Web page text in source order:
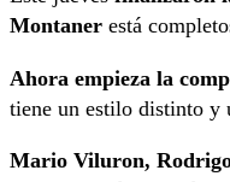
Montaner está
Ahora empieza la
tiene un estilo distinto y
Mario Viluron,